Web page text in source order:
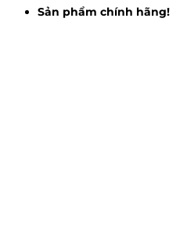
Sản phẩm chính hãng!